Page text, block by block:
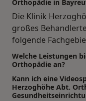
Orthopädie in
Die Klinik
großes
folgende
Welche Leistungen
Orthopädie an?
Kann ich eine
Herzoghöhe Abt.